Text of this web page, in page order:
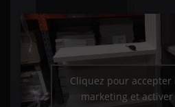
Cliquez pour accepter
marketing et